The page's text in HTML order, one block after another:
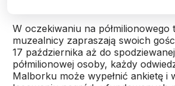
W oczekiwaniu na półmilionowego
muzealnicy zapraszają swoich
17 października aż do
półmilionowej osoby, każdy
Malborku może wypełnić ankietę i